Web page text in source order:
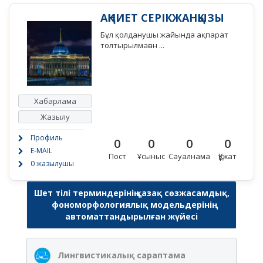
Хабарлама
Жазылу
Профиль
E-MAIL
0 жазылушы
АҚНИЕТ СЕРІКЖАНҚЫЗЫ
Бұл қолданушы жайында ақпарат
толтырылмаған ...
0
Пост
0
Ұсыныс
0
Сауалнама
0
Құжат
Шет тілі терминдерінің қазақ сөзжасамдық,
фономорфологиялық модельдерінің
автоматтандырылған жүйесі
Лингвистикалық сараптама